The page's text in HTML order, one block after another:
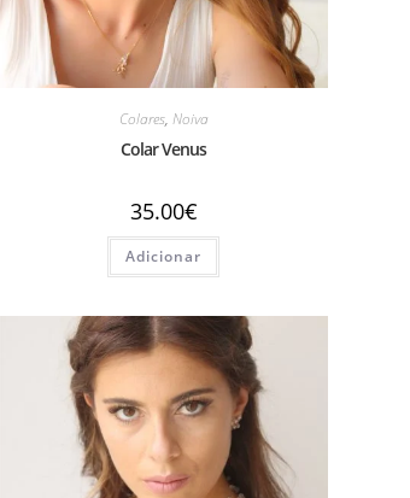
Colares, Noiva
Colar Venus
35.00€
Adicionar